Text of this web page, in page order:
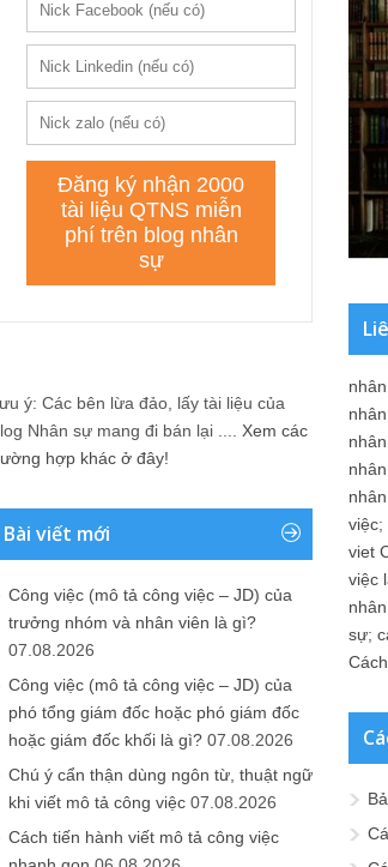
ý: Các bên lừa đảo, lấy tài liệu của
Nhân sự mang đi bán lại .... Xem các
hợp khác ở đây!
Bài viết mới
Công việc (mô tả công việc – JD) của
trưởng nhóm và nhân viên là gì?
07.08.2026
Công việc (mô tả công việc – JD) của
phó tổng giám đốc hoặc phó giám đốc
hoặc giám đốc khối là gì? 07.08.2026
Chú ý cẩn thận dùng ngôn từ, thuật ngữ
khi viết mô tả công việc 07.08.2026
Cách tiến hành viết mô tả công việc
việc;
viet
việc
sự;